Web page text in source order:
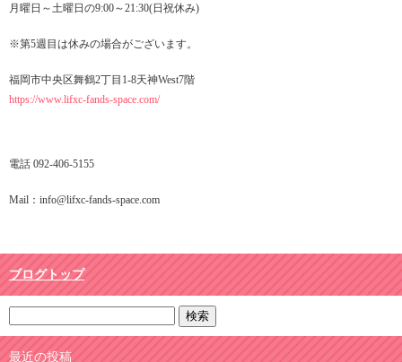
月曜日～土曜日の9:00～21:30(日祝休み)
※第5週目は休みの場合がございます。
福岡市中央区舞鶴2丁目1-8天神West7階
https://www.lifxc-fands-space.com/
電話 092-406-5155
Mail：info@lifxc-fands-space.com
ブログトップ
最近の投稿